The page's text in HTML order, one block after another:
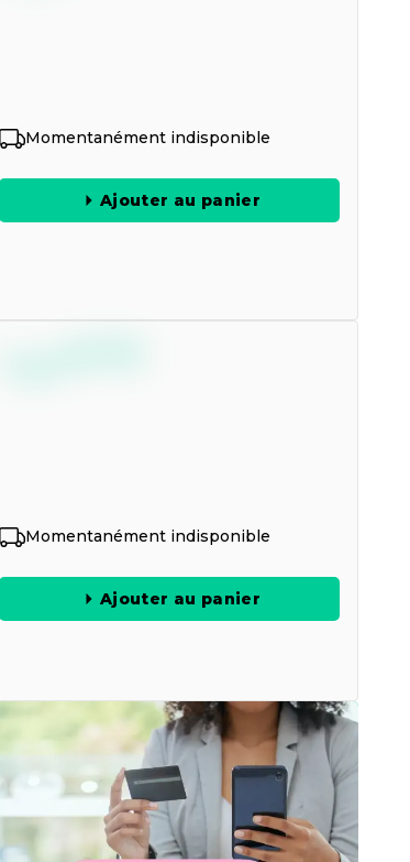
Momentanément indisponible
Ajouter au panier
Momentanément indisponible
Ajouter au panier